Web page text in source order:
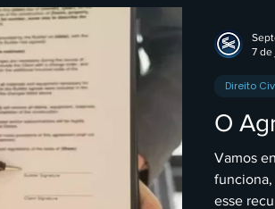
O
Vamos
funciona,
esse
Direito
7